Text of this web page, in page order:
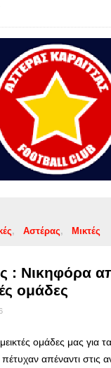
Αστέρας Μικτές
: Νικηφόρα
ομάδες
ομάδες μας για
απέναντι στις